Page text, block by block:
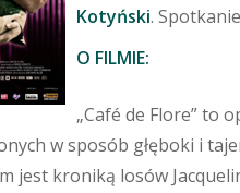
Kotyński.
O FILMIE:
„Café de Flore” to
w sposób głęboki i
jest kroniką losów